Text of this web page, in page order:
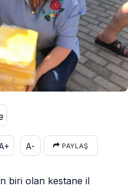
A- PAYLAŞ
biri olan kestane il